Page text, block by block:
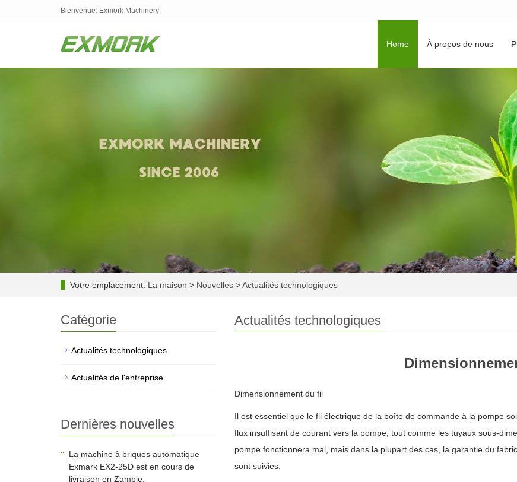
Bienvenue: Exmork Machinery
Home À propos de nous
Votre emplacement: La maison > Nouvelles >Actualités technologiques
Actualités technologiques
Dimensionnement du fil
Il est essentiel que le fil électrique de la boîte de commande à la pompe
flux insuffisant de courant vers la pompe, tout comme les tuyaux sous-
pompe fonctionnera mal, mais dans la plupart des cas, la garantie du
sont suivies.
Catégorie
Actualités technologiques
Actualités de l'entreprise
Dernières nouvelles
La machine à briques automatique
Exmark EX2-25D est en cours de
livraison en Zambie.